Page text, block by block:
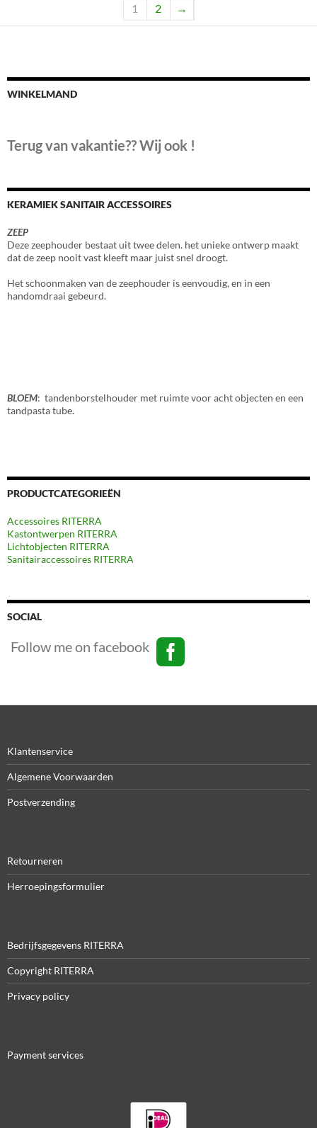
1 2 →
WINKELMAND
Terug van vakantie?? Wij ook !
KERAMIEK SANITAIR ACCESSOIRES
ZEEP
Deze zeephouder bestaat uit twee delen. het unieke ontwerp maakt
dat de zeep nooit vast kleeft maar juist snel droogt.
Het schoonmaken van de zeephouder is eenvoudig, en in een
handomdraai gebeurd.
BLOEM: tandenborstelhouder met ruimte voor acht objecten en een
tandpasta tube.
PRODUCTCATEGORIEËN
Accessoires RITERRA
Kastontwerpen RITERRA
Lichtobjecten RITERRA
Sanitairaccessoires RITERRA
SOCIAL
Follow me on facebook
Klantenservice
Algemene Voorwaarden
Postverzending
Retourneren
Herroepingsformulier
Bedrijfsgegevens RITERRA
Copyright RITERRA
Privacy policy
Payment services